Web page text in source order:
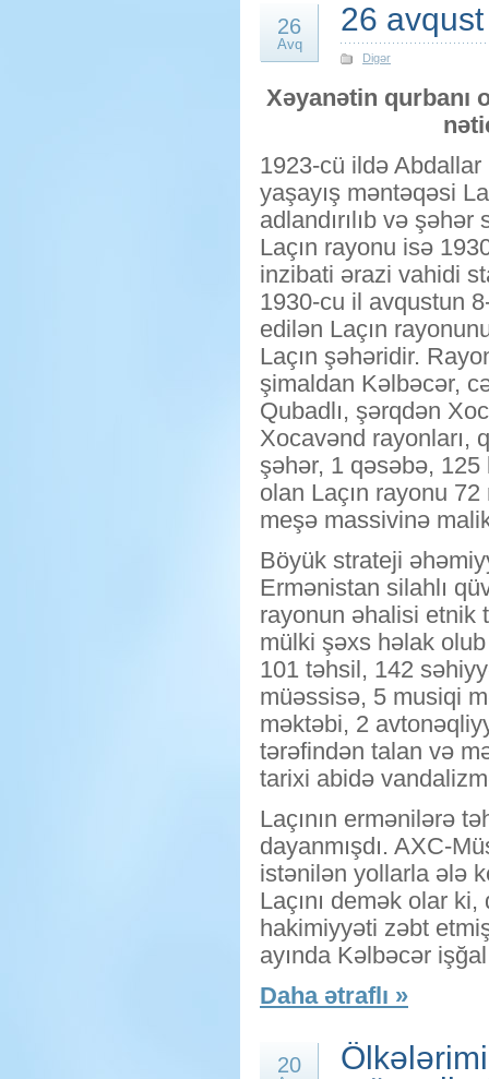
26
Avq
26
Digər
Xəyanətin qurbanı
1923-cü ildə Abdallar
yaşayış məntəqəsi
adlandırılıb və şəhər
Laçın rayonu isə
inzibati ərazi vahidi
1930-cu il avqustun
edilən Laçın
Laçın şəhəridir.
şimaldan Kəlbəcər,
Qubadlı, şərqdən
Xocavənd rayonları,
şəhər, 1 qəsəbə,
olan Laçın rayonu
meşə massivinə
Böyük strateji
Ermənistan silahlı
rayonun əhalisi etnik
mülki şəxs həlak
101 təhsil, 142
müəssisə, 5 musiqi
məktəbi, 2
tərəfindən talan və
tarixi abidə
Laçının ermənilərə
dayanmışdı. AXC-
istənilən yollarla ələ
Laçını demək olar
hakimiyyəti zəbt
ayında Kəlbəcər
Daha ətraflı »
20